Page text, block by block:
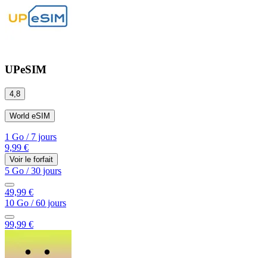
UPeSIM
4,8
World eSIM
1 Go /7 jours
9,99 €
Voir le forfait
5 Go /30 jours
49,99 €
10 Go /60 jours
99,99 €